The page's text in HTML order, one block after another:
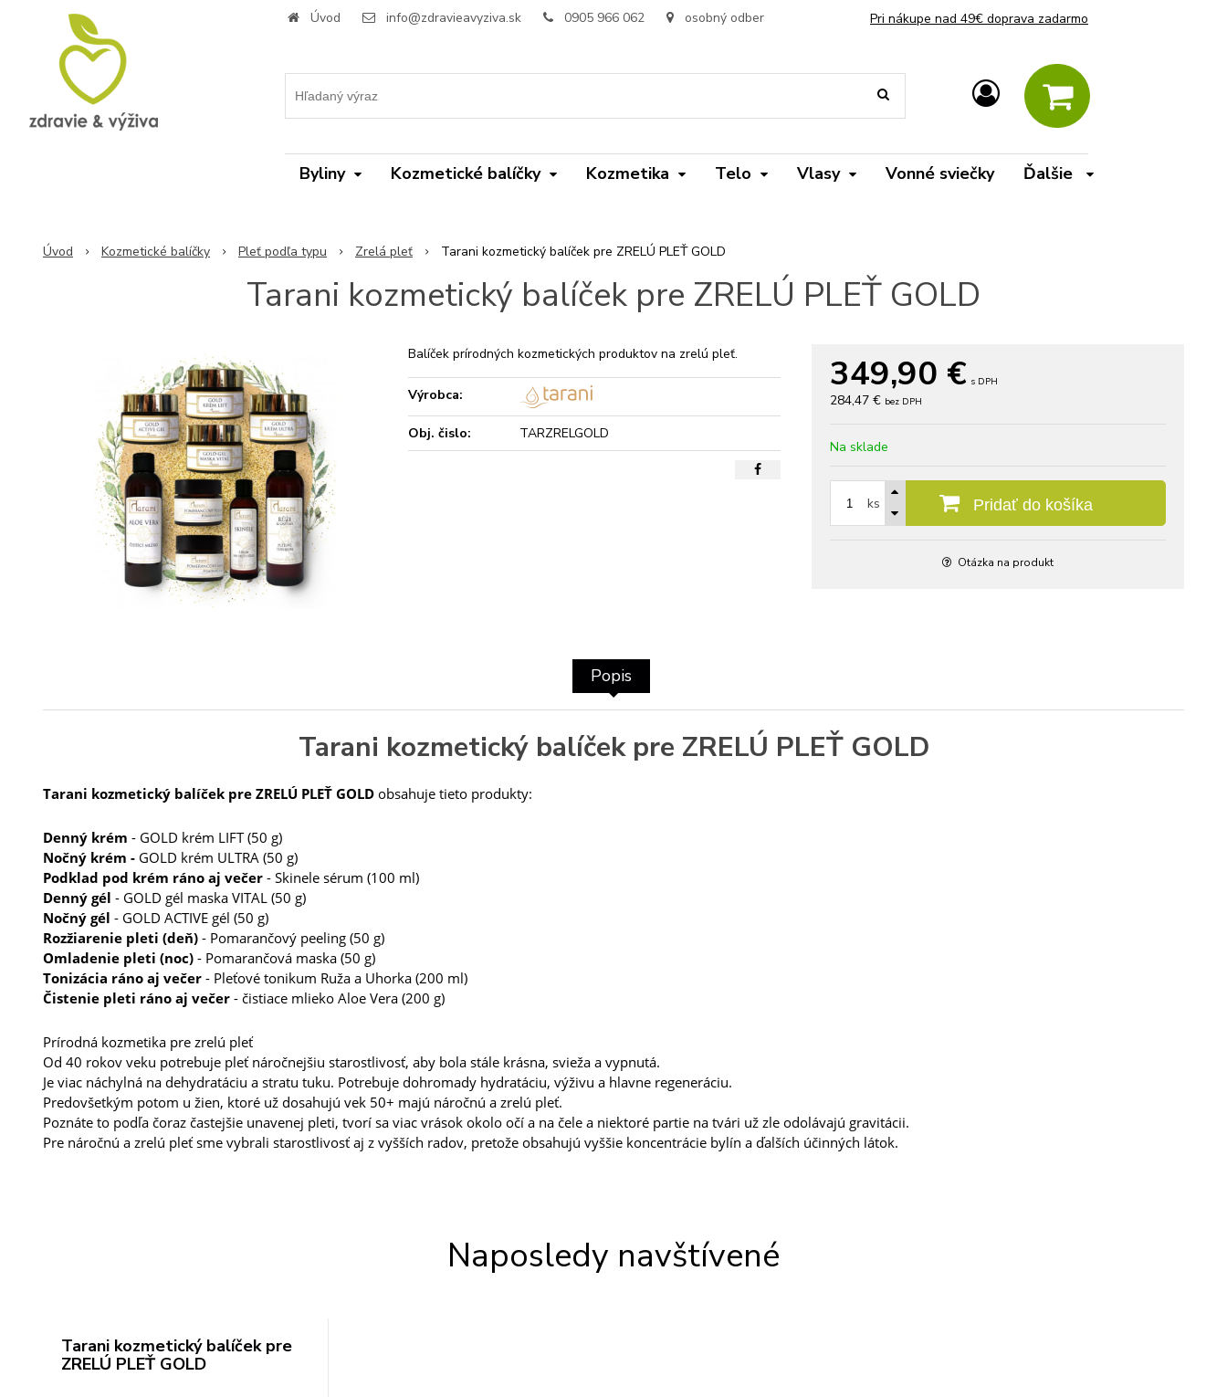
Úvod info@zdravieavyziva.sk 0905 966 062 osobný odber Pri nákupe nad 49€ doprava zadarmo
Byliny Kozmetické balíčky Kozmetika Telo Vlasy Vonné sviečky Ďalšie
Úvod Kozmetické balíčky Pleť podľa typu Zrelá pleť Tarani kozmetický balíček pre ZRELÚ PLEŤ GOLD
Tarani kozmetický balíček pre ZRELÚ PLEŤ GOLD
349,90 € s DPH
284,47 € bez DPH
Na sklade
ks Pridať do košíka
Otázka na produkt
Balíček prírodných kozmetických produktov na zrelú pleť.
Výrobca:
Obj. čislo: TARZRELGOLD
Popis
Tarani kozmetický balíček pre ZRELÚ PLEŤ GOLD
Tarani kozmetický balíček pre ZRELÚ PLEŤ GOLD obsahuje tieto produkty:
Denný krém - GOLD krém LIFT (50 g)
Nočný krém - GOLD krém ULTRA (50 g)
Podklad pod krém ráno aj večer - Skinele sérum (100 ml)
Denný gél - GOLD gél maska VITAL (50 g)
Nočný gél - GOLD ACTIVE gél (50 g)
Rozžiarenie pleti (deň) - Pomarančový peeling (50 g)
Omladenie pleti (noc) - Pomarančová maska (50 g)
Tonizácia ráno aj večer - Pleťové tonikum Ruža a Uhorka (200 ml)
Čistenie pleti ráno aj večer - čistiace mlieko Aloe Vera (200 g)
Prírodná kozmetika pre zrelú pleť
Od 40 rokov veku potrebuje pleť náročnejšiu starostlivosť, aby bola stále krásna, svieža a vypnutá.
Je viac náchylná na dehydratáciu a stratu tuku. Potrebuje dohromady hydratáciu, výživu a hlavne regeneráciu.
Predovšetkým potom u žien, ktoré už dosahujú vek 50+ majú náročnú a zrelú pleť.
Poznáte to podľa čoraz častejšie unavenej pleti, tvorí sa viac vrások okolo očí a na čele a niektoré partie na tvári už zle odolávajú gravitácii.
Pre náročnú a zrelú pleť sme vybrali starostlivosť aj z vyšších radov, pretože obsahujú vyššie koncentrácie bylín a ďalších účinných látok.
Naposledy navštívené
Tarani kozmetický balíček pre
ZRELÚ PLEŤ GOLD